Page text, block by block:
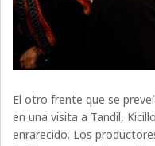
El otro frente que se
en una visita a Tandil,
enrarecido. Los